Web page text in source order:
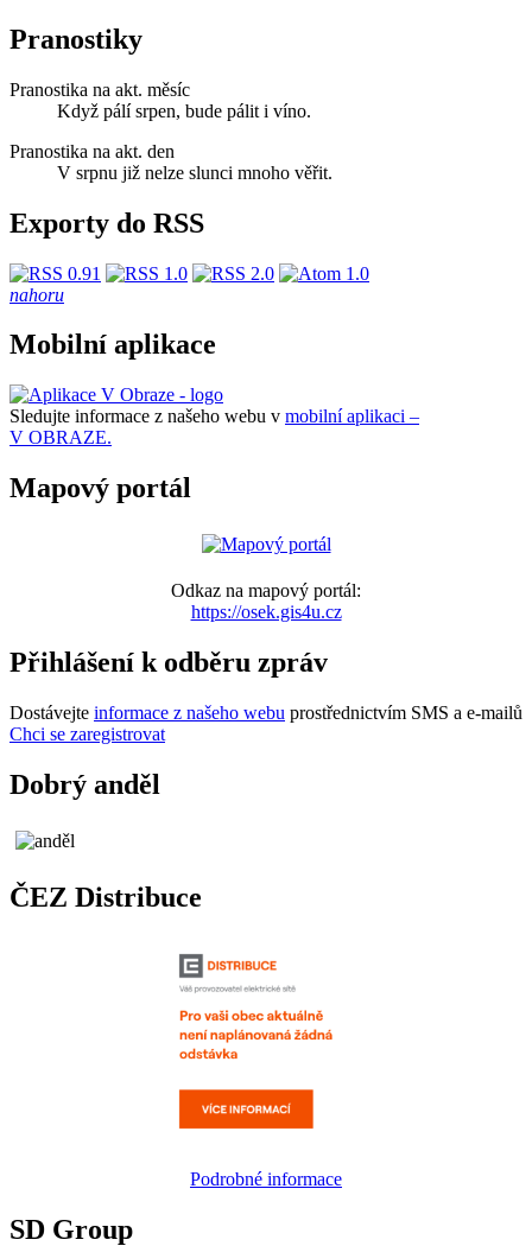
Pranostiky
Pranostika na akt. měsíc
Když pálí srpen, bude pálit i víno.
Pranostika na akt. den
V srpnu již nelze slunci mnoho věřit.
Exporty do RSS
nahoru
Mobilní aplikace
Sledujte informace z našeho webu v mobilní aplikaci –
V OBRAZE.
Mapový portál
Odkaz na mapový portál:
https://osek.gis4u.cz
Přihlášení k odběru zpráv
Dostávejte informace z našeho webu prostřednictvím SMS a e-mailů
Chci se zaregistrovat
Dobrý anděl
ČEZ Distribuce
Podrobné informace
SD Group